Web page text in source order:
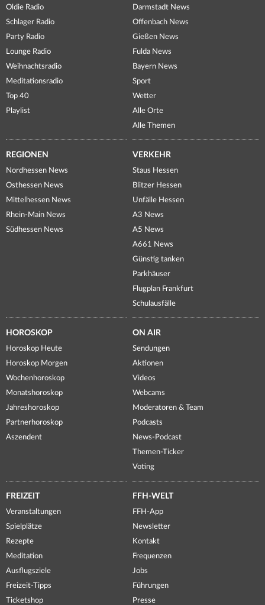
Oldie Radio
Schlager Radio
Party Radio
Lounge Radio
Weihnachtsradio
Meditationsradio
Top 40
Playlist
Darmstadt News
Offenbach News
Gießen News
Fulda News
Bayern News
Sport
Wetter
Alle Orte
Alle Themen
REGIONEN
Nordhessen News
Osthessen News
Mittelhessen News
Rhein-Main News
Südhessen News
VERKEHR
Staus Hessen
Blitzer Hessen
Unfälle Hessen
A3 News
A5 News
A661 News
Günstig tanken
Parkhäuser
Flugplan Frankfurt
Schulausfälle
HOROSKOP
Horoskop Heute
Horoskop Morgen
Wochenhoroskop
Monatshoroskop
Jahreshoroskop
Partnerhoroskop
Aszendent
ON AIR
Sendungen
Aktionen
Videos
Webcams
Moderatoren & Team
Podcasts
News-Podcast
Themen-Ticker
Voting
FREIZEIT
Veranstaltungen
Spielplätze
Rezepte
Meditation
Ausflugsziele
Freizeit-Tipps
Ticketshop
FFH-WELT
FFH-App
Newsletter
Kontakt
Frequenzen
Jobs
Führungen
Presse